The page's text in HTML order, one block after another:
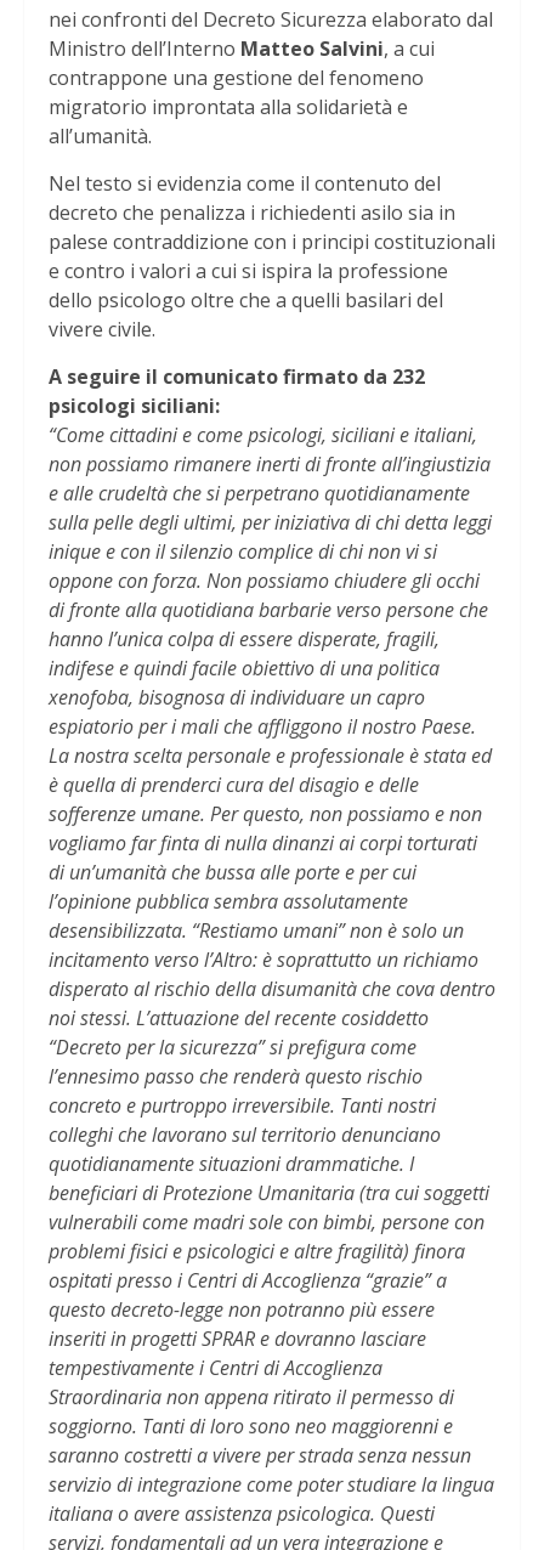
nei confronti del Decreto Sicurezza elaborato dal
Ministro dell’Interno Matteo Salvini, a cui
contrappone una gestione del fenomeno
migratorio improntata alla solidarietà e
all’umanità.
Nel testo si evidenzia come il contenuto del
decreto che penalizza i richiedenti asilo sia in
palese contraddizione con i principi costituzionali
e contro i valori a cui si ispira la professione
dello psicologo oltre che a quelli basilari del
vivere civile.
A seguire il comunicato firmato da 232
psicologi siciliani:
“Come cittadini e come psicologi, siciliani e italiani,
non possiamo rimanere inerti di fronte all’ingiustizia
e alle crudeltà che si perpetrano quotidianamente
sulla pelle degli ultimi, per iniziativa di chi detta leggi
inique e con il silenzio complice di chi non vi si
oppone con forza. Non possiamo chiudere gli occhi
di fronte alla quotidiana barbarie verso persone che
hanno l’unica colpa di essere disperate, fragili,
indifese e quindi facile obiettivo di una politica
xenofoba, bisognosa di individuare un capro
espiatorio per i mali che affliggono il nostro Paese.
La nostra scelta personale e professionale è stata ed
è quella di prenderci cura del disagio e delle
sofferenze umane. Per questo, non possiamo e non
vogliamo far finta di nulla dinanzi ai corpi torturati
di un’umanità che bussa alle porte e per cui
l’opinione pubblica sembra assolutamente
desensibilizzata. “Restiamo umani” non è solo un
incitamento verso l’Altro: è soprattutto un richiamo
disperato al rischio della disumanità che cova dentro
noi stessi. L’attuazione del recente cosiddetto
“Decreto per la sicurezza” si prefigura come
l’ennesimo passo che renderà questo rischio
concreto e purtroppo irreversibile. Tanti nostri
colleghi che lavorano sul territorio denunciano
quotidianamente situazioni drammatiche. I
beneficiari di Protezione Umanitaria (tra cui soggetti
vulnerabili come madri sole con bimbi, persone con
problemi fisici e psicologici e altre fragilità) finora
ospitati presso i Centri di Accoglienza “grazie” a
questo decreto-legge non potranno più essere
inseriti in progetti SPRAR e dovranno lasciare
tempestivamente i Centri di Accoglienza
Straordinaria non appena ritirato il permesso di
soggiorno. Tanti di loro sono neo maggiorenni e
saranno costretti a vivere per strada senza nessun
servizio di integrazione come poter studiare la lingua
italiana o avere assistenza psicologica. Questi
servizi, fondamentali ad un vera integrazione e